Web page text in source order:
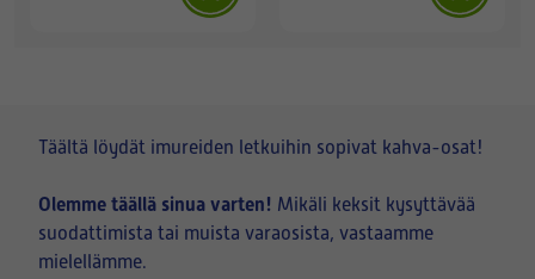
Täältä löydät imureiden letkuihin sopivat kahva-osat!
Olemme täällä sinua varten! Mikäli keksit kysyttävää
suodattimista tai muista varaosista, vastaamme
mielellämme.